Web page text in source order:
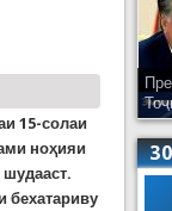
15-солаи
ноҳияи
бехатариву